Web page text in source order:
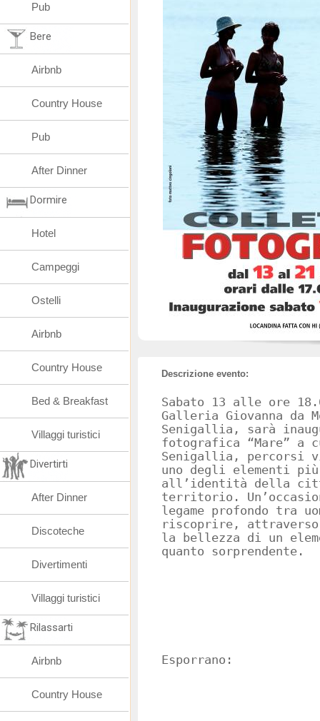
Descrizione evento:
Sabato 13 alle ore
Galleria Giovanna da
Senigallia, sarà
fotografica “Mare” a
Senigallia, percorsi
uno degli elementi
all’identità della
territorio.
legame profondo tra
riscoprire,
la bellezza di un
quanto sorprendente.
Esporrano:
Pub
Bere
Airbnb
Country House
Pub
After Dinner
Dormire
Hotel
Campeggi
Ostelli
Airbnb
Country House
Bed & Breakfast
Villaggi turistici
Divertirti
After Dinner
Discoteche
Divertimenti
Villaggi turistici
Rilassarti
Airbnb
Country House